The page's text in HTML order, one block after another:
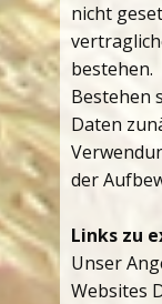
nicht
bestehen.
Bestehen
Daten
der
Links zu
Unser
Websites